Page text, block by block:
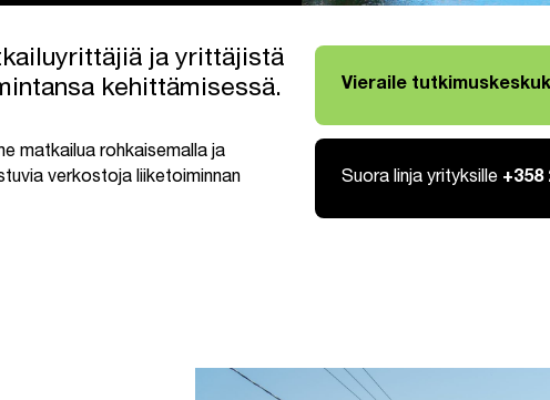
ja yrittäjistä
kehittämisessä.
matkailua rohkaisemalla ja
verkostoja liiketoiminnan
Vieraile
Suora linja yrityksille +358